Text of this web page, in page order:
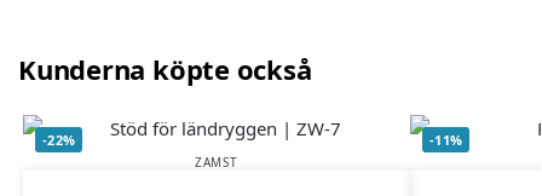
Kunderna köpte också
-22%
ZAMST
-11%